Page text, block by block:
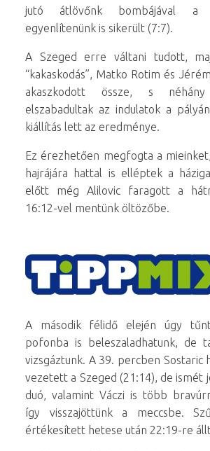
jutó átlövőnk bombájával a
egyenlítenünk is sikerült (7:7).
A Szeged erre váltani tudott,
“kakaskodás”, Matko Rotim és
akaszkodott össze, s néhány
elszabadultak az indulatok a
kiállítás lett az eredménye.
Ez érezhetően megfogta a
hajrájára hattal is elléptek a
előtt még Alilovic faragott a
16:12-vel mentünk öltözőbe.
A második félidő elején úgy
pofonba is beleszaladhatunk, de
vizsgáztunk. A 39. percben Sostaric
vezetett a Szeged (21:14), de ismét
duó, valamint Váczi is több
így visszajöttünk a meccsbe.
értékesített hetese után 22:19-re